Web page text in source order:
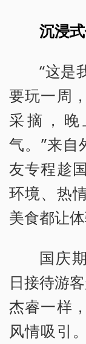
沉浸
“这是
要玩一周
采摘，
气。”来自
友专程趁
环境、热
美食都让体
国庆
日接待游
杰睿一样
风情吸引